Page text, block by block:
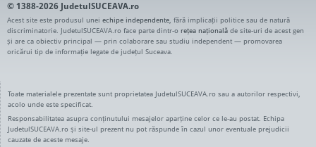
© 1388-2026 JudetulSUCEAVA.ro
Acest site este produsul unei echipe independente , fără implicații politice sau de natură
discriminatorie. JudetulSUCEAVA.ro face parte dintr-o rețea națională de site-uri de acest gen
și are ca obiectiv principal — prin colaborare sau studiu independent — promovarea
oricărui tip de informație legate de județul Suceava.
Toate materialele prezentate sunt proprietatea JudetulSUCEAVA.ro sau a autorilor respectivi,
acolo unde este specificat.
Responsabilitatea asupra conținutului mesajelor aparține celor ce le-au postat. Echipa
JudetulSUCEAVA.ro și site-ul prezent nu pot răspunde în cazul unor eventuale prejudicii
cauzate de aceste mesaje.